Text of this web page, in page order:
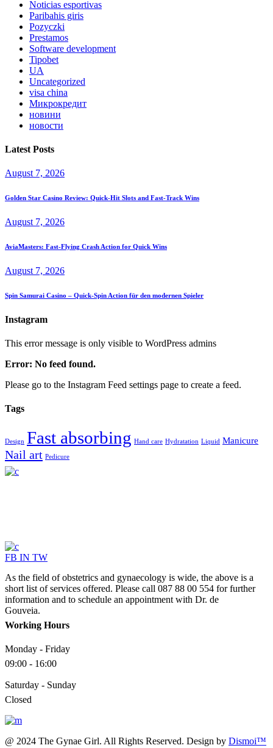
Noticias esportivas
Paribahis giris
Pozyczki
Prestamos
Software development
Tipobet
UA
Uncategorized
visa china
Микрокредит
новини
новости
Latest Posts
August 7, 2026
Golden Star Casino Review: Quick‑Hit Slots and Fast‑Track Wins
August 7, 2026
AviaMasters: Fast‑Flying Crash Action for Quick Wins
August 7, 2026
Spin Samurai Casino – Quick‑Spin Action für den modernen Spieler
Instagram
This error message is only visible to WordPress admins
Error: No feed found.
Please go to the Instagram Feed settings page to create a feed.
Tags
Design Fast absorbing Hand care Hydratation Liquid Manicure
Nail art Pedicure
FB IN TW
As the field of obstetrics and gynaecology is wide, the above is a
short list of services offered. Please call 087 88 00 554 for further
information and to schedule an appointment with Dr. de
Gouveia.
Working Hours
Monday - Friday
09:00 - 16:00
Saturday - Sunday
Closed
@ 2024 The Gynae Girl. All Rights Reserved. Design by Dismoi™